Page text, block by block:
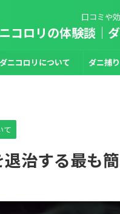
口コミや
コロリの体験談｜
ダニコロリについて ダニ捕
て
治する最も